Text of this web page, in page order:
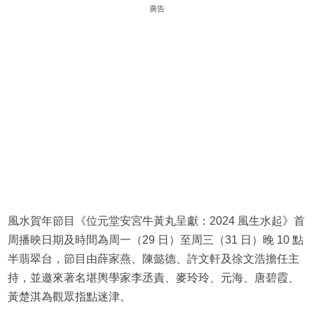
廣告
風水賀年節目《位元堂安宮牛黃丸呈獻：2024 風生水起》首
周播映日期及時間為周一（29 日）至周三（31 日）晚 10 點
半翡翠台，節目由薛家燕、陳懿德、許文軒及徐文浩擔任主
持，並邀來著名堪輿學家李丞責、麥玲玲、元海、唐碧霞、
黃楚淇為觀眾指點迷津。